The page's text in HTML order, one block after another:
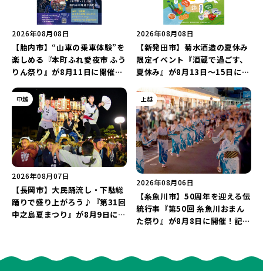
2026年08月08日
【胎内市】“山車の乗車体験”を
楽しめる『本町ふれ愛夜市 ふう
りん祭り』が8月11日に開催！
日の露店」が大集結♪
2026年08月08日
【新発田市】菊水酒造の夏休み
限定イベント『酒蔵で過ごす、
夏休み』が8月13日～15日に開
り体験」を満喫しよう♪
中越
2026年08月07日
【長岡市】大民踊流し・下駄総
踊りで盛り上がろう♪『第31回
中之島夏まつり』が8月9日に開
上越
2026年08月06日
【糸魚川市】50周年を迎える伝
統行事『第50回 糸魚川おまん
た祭り』が8月8日に開催！記念